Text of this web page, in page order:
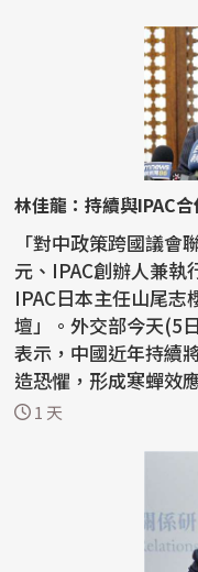
林佳龍：持續與IPAC
「對中政策跨國議
元、IPAC創辦人兼
IPAC日本主任山尾
壇」。外交部今天(5
表示，中國近年持續
造恐懼，形成寒蟬效
持沈默，因...
1 天